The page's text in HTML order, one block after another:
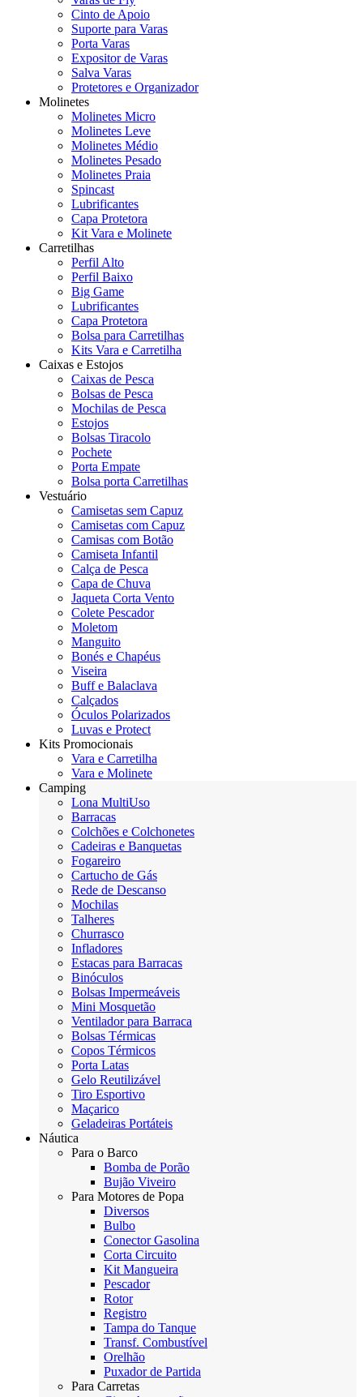
Cinto de Apoio
Suporte para Varas
Porta Varas
Expositor de Varas
Salva Varas
Protetores e Organizador
Molinetes
Molinetes Micro
Molinetes Leve
Molinetes Médio
Molinetes Pesado
Molinetes Praia
Spincast
Lubrificantes
Capa Protetora
Kit Vara e Molinete
Carretilhas
Perfil Alto
Perfil Baixo
Big Game
Lubrificantes
Capa Protetora
Bolsa para Carretilhas
Kits Vara e Carretilha
Caixas e Estojos
Caixas de Pesca
Bolsas de Pesca
Mochilas de Pesca
Estojos
Bolsas Tiracolo
Pochete
Porta Empate
Bolsa porta Carretilhas
Vestuário
Camisetas sem Capuz
Camisetas com Capuz
Camisas com Botão
Camiseta Infantil
Calça de Pesca
Capa de Chuva
Jaqueta Corta Vento
Colete Pescador
Moletom
Manguito
Bonés e Chapéus
Viseira
Buff e Balaclava
Calçados
Óculos Polarizados
Luvas e Protect
Kits Promocionais
Vara e Carretilha
Vara e Molinete
Camping
Lona MultiUso
Barracas
Colchões e Colchonetes
Cadeiras e Banquetas
Fogareiro
Cartucho de Gás
Rede de Descanso
Mochilas
Talheres
Churrasco
Infladores
Estacas para Barracas
Binóculos
Bolsas Impermeáveis
Mini Mosquetão
Ventilador para Barraca
Bolsas Térmicas
Copos Térmicos
Porta Latas
Gelo Reutilizável
Tiro Esportivo
Maçarico
Geladeiras Portáteis
Náutica
Para o Barco
Bomba de Porão
Bujão Viveiro
Para Motores de Popa
Diversos
Bulbo
Conector Gasolina
Corta Circuito
Kit Mangueira
Pescador
Rotor
Registro
Tampa do Tanque
Transf. Combustível
Orelhão
Puxador de Partida
Para Carretas